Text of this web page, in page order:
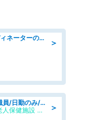
＞
「土日祝休み」治験コーディネーターのお仕事/未経験OK
＞
「介護事務」資格必須/正職員/日勤のみ/介護老人保健施設
医療法人社団幸紀会/介護老人保健施設 グリーンビラ安江